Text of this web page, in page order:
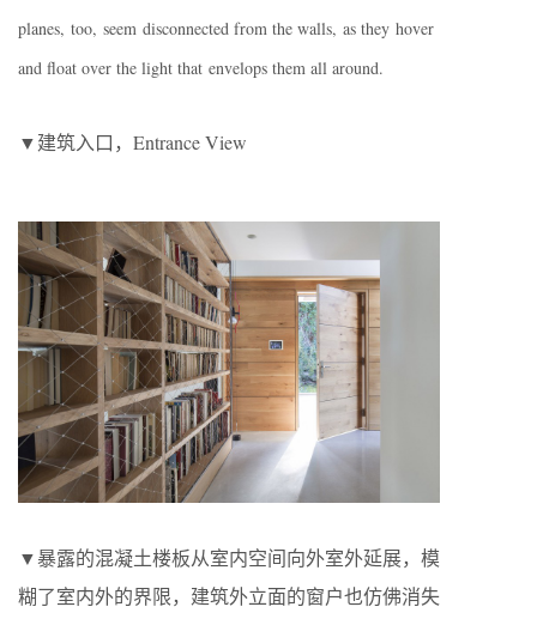
planes, too, seem disconnected from the walls, as they hover
and float over the light that envelops them all around.
▼建筑入口，Entrance View
▼暴露的混凝土楼板从室内空间向外室外延展，模
糊了室内外的界限，建筑外立面的窗户也仿佛消失